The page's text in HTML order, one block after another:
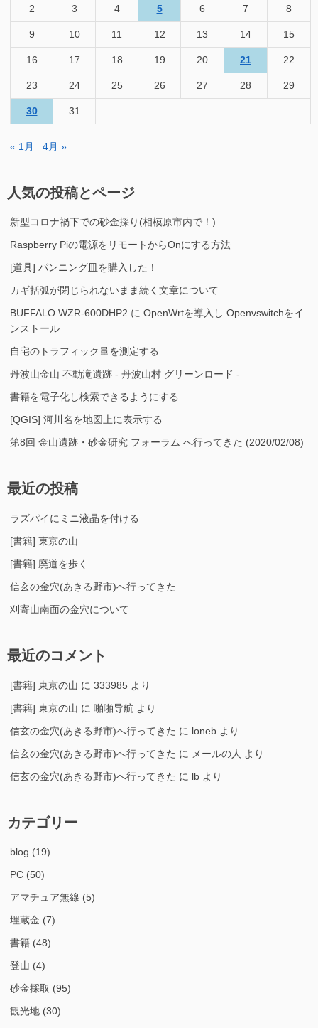
2 3 4 5 6 7 8
9 10 11 12 13 14 15
16 17 18 19 20 21 22
23 24 25 26 27 28 29
30 31
« 1月 4月 »
人気の投稿とページ
新型コロナ禍下での砂金採り(相模原市内で！)
Raspberry Piの電源をリモートからOnにする方法
[道具] パンニング皿を購入した！
カギ括弧が閉じられないまま続く文章について
BUFFALO WZR-600DHP2 に OpenWrtを導入し Openvswitchをイ
ンストール
自宅のトラフィック量を測定する
丹波山金山 不動滝遺跡 - 丹波山村 グリーンロード -
書籍を電子化し検索できるようにする
[QGIS] 河川名を地図上に表示する
第8回 金山遺跡・砂金研究 フォーラム へ行ってきた (2020/02/08)
最近の投稿
ラズパイにミニ液晶を付ける
[書籍] 東京の山
[書籍] 廃道を歩く
信玄の金穴(あきる野市)へ行ってきた
刈寄山南面の金穴について
最近のコメント
[書籍] 東京の山 に 333985 より
[書籍] 東京の山 に 啪啪导航 より
信玄の金穴(あきる野市)へ行ってきた に loneb より
信玄の金穴(あきる野市)へ行ってきた に メールの人 より
信玄の金穴(あきる野市)へ行ってきた に lb より
カテゴリー
blog (19)
PC (50)
アマチュア無線 (5)
埋蔵金 (7)
書籍 (48)
登山 (4)
砂金採取 (95)
観光地 (30)